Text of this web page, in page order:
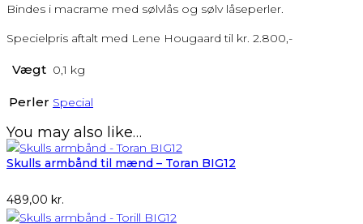
Bindes i macrame med sølvlås og sølv låseperler.
Specielpris aftalt med Lene Hougaard til kr. 2.800,-
Vægt 0,1 kg
Perler Special
You may also like…
Skulls armbånd til mænd – Toran BIG12
489,00 kr.